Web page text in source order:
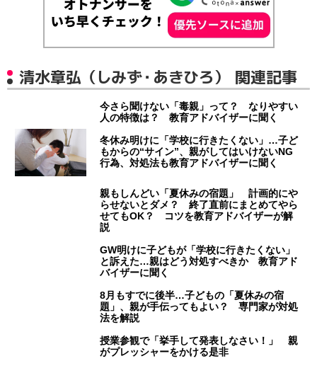
清水章弘（しみず・あきひろ） 関連記事
今さら聞けない「毒親」って？ なりやすい
人の特徴は？ 教育アドバイザーに聞く
冬休み明けに「学校に行きたくない」…子ど
もからの“サイン”、親がしてはいけないNG
行為、対処法も教育アドバイザーに聞く
親もしんどい「夏休みの宿題」 計画的にや
らせないとダメ？ 終了直前にまとめてやら
せてもOK？ コツを教育アドバイザーが解
説
GW明けに子どもが「学校に行きたくない」
と訴えた…親はどう対処すべきか 教育アド
バイザーに聞く
8月もすでに後半…子どもの「夏休みの宿
題」、親が手伝ってもよい？ 専門家が対処
法を解説
授業参観で「挙手して発表しなさい！」 親
がプレッシャーをかける是非